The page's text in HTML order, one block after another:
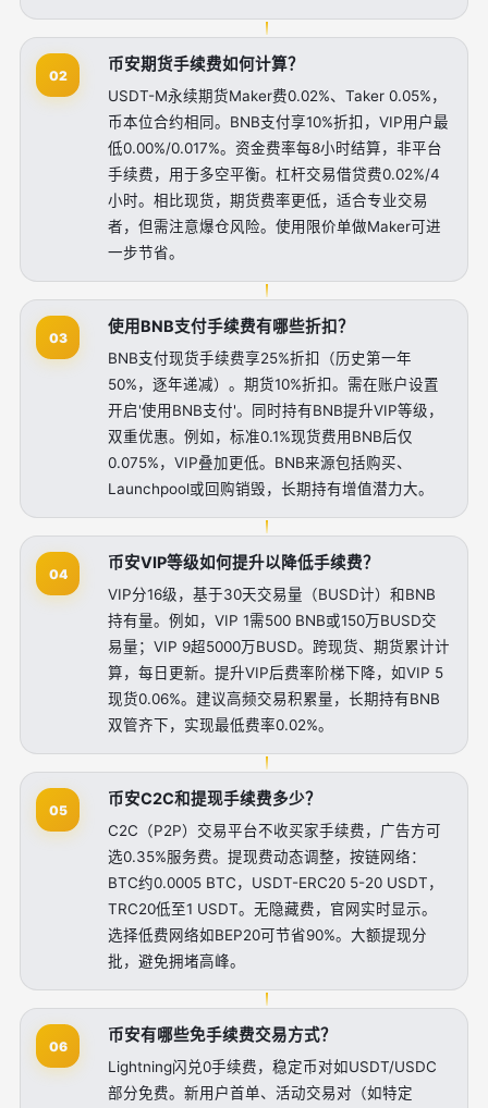
02
币安期货手续费如何计算？
USDT-M永续期货Maker费0.02%、Taker 0.05%，
币本位合约相同。BNB支付享10%折扣，VIP用户最
低0.00%/0.017%。资金费率每8小时结算，非平台
手续费，用于多空平衡。杠杆交易借贷费0.02%/4
小时。相比现货，期货费率更低，适合专业交易
者，但需注意爆仓风险。使用限价单做Maker可进
一步节省。
03
使用BNB支付手续费有哪些折扣？
BNB支付现货手续费享25%折扣（历史第一年
50%，逐年递减）。期货10%折扣。需在账户设置
开启'使用BNB支付'。同时持有BNB提升VIP等级，
双重优惠。例如，标准0.1%现货费用BNB后仅
0.075%，VIP叠加更低。BNB来源包括购买、
Launchpool或回购销毁，长期持有增值潜力大。
04
币安VIP等级如何提升以降低手续费？
VIP分16级，基于30天交易量（BUSD计）和BNB
持有量。例如，VIP 1需500 BNB或150万BUSD交
易量；VIP 9超5000万BUSD。跨现货、期货累计计
算，每日更新。提升VIP后费率阶梯下降，如VIP 5
现货0.06%。建议高频交易积累量，长期持有BNB
双管齐下，实现最低费率0.02%。
05
币安C2C和提现手续费多少？
C2C（P2P）交易平台不收买家手续费，广告方可
选0.35%服务费。提现费动态调整，按链网络：
BTC约0.0005 BTC，USDT-ERC20 5-20 USDT，
TRC20低至1 USDT。无隐藏费，官网实时显示。
选择低费网络如BEP20可节省90%。大额提现分
批，避免拥堵高峰。
06
币安有哪些免手续费交易方式？
Lightning闪兑0手续费，稳定币对如USDT/USDC
部分免费。新用户首单、活动交易对（如特定